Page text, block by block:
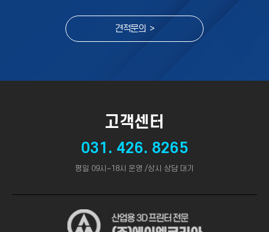
견적문의 >
고객센터
031. 426. 8265
평일 09시~18시 운영 /상시 상담 대기